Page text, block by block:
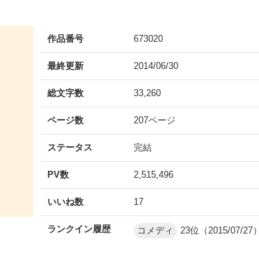
作品番号 673020
最終更新 2014/06/30
総文字数 33,260
ページ数 207ページ
ステータス 完結
PV数 2,515,496
いいね数 17
ランクイン履歴 コメディ 23位（2015/07/27）